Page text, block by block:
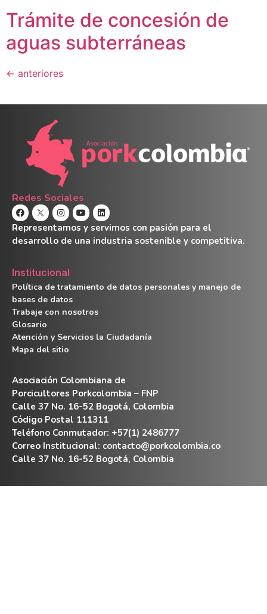
Trámite de concesión de
aguas subterráneas
← anteriores
Redes Sociales
Representamos y servimos con pasión para el
desarrollo de una industria sostenible y competitiva.
Institucional
Política de tratamiento de datos personales y manejo de
bases de datos
Trabaje con nosotros
Glosario
Atención y Servicios la Ciudadanía
Mapa del sitio
Asociación Colombiana de
Porcicultores Porkcolombia – FNP
Calle 37 No. 16-52 Bogotá, Colombia
Código Postal 111311
Teléfono Conmutador: +57(1) 2486777
Correo Institucional: contacto@porkcolombia.co
Calle 37 No. 16-52 Bogotá, Colombia